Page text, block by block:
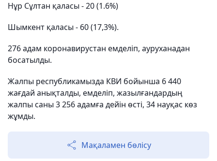
Нұр Сұлтан қаласы - 20 (1.6%)
Шымкент қаласы - 60 (17,3%).
276 адам коронавирустан емделіп, ауруханадан
босатылды.
Жалпы республикамызда КВИ бойынша 6 440
жағдай анықталды, емделіп, жазылғандардың
жалпы саны 3 256 адамға дейін өсті, 34 науқас көз
жұмды.
Мақаламен бөлісу